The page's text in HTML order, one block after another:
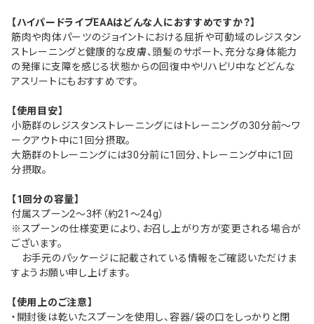
【ハイパードライブEAAはどんな人におすすめですか？】
筋肉や肉体パーツのジョイントにおける屈折や可動域のレジスタン
ストレーニングと健康的な皮膚、頭髪のサポート、充分な身体能力
の発揮に支障を感じる状態からの回復中やリハビリ中などどんな
アスリートにもおすすめです。
【使用目安】
小筋群のレジスタンストレーニングにはトレーニングの30分前～ワ
ークアウト中に1回分摂取。
大筋群のトレーニングには30分前に1回分、トレーニング中に1回
分摂取。
【1回分の容量】
付属スプーン2～3杯（約21～24g）
※スプーンの仕様変更により、お召し上がり方が変更される場合が
ございます。
お手元のパッケージに記載されている情報をご確認いただけま
すようお願い申し上げます。
【使用上のご注意】
・開封後は乾いたスプーンを使用し、容器/袋の口をしっかりと閉